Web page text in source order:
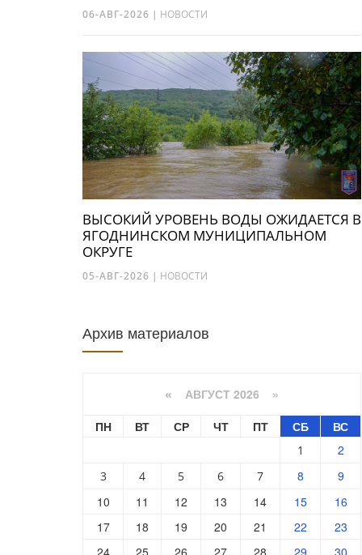
06-АВГ-2026 | НОВОСТИ
ВЫСОКИЙ УРОВЕНЬ ВОДЫ ОЖИДАЕТСЯ В
ЯГОДНИНСКОМ МУНИЦИПАЛЬНОМ
ОКРУГЕ
05-АВГ-2026 | НОВОСТИ
Архив материалов
« АВГУСТ 2026 »
ПН
ВТ СР ЧТ ПТ СБ ВС
1 2
3 4 5 6 7 8
9
10
11 12 13 14 15
16
17
18 19 20 21 22
23
24
25 26 27 28 29 30